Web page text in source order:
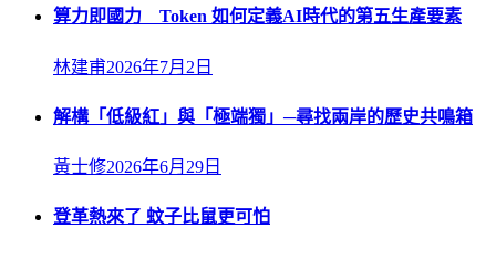
算力即國力 Token 如何定義AI時代的第五生產要素
林建甫2026年7月2日
解構「低級紅」與「極端獨」─尋找兩岸的歷史共鳴箱
黃士修2026年6月29日
登革熱來了 蚊子比鼠更可怕